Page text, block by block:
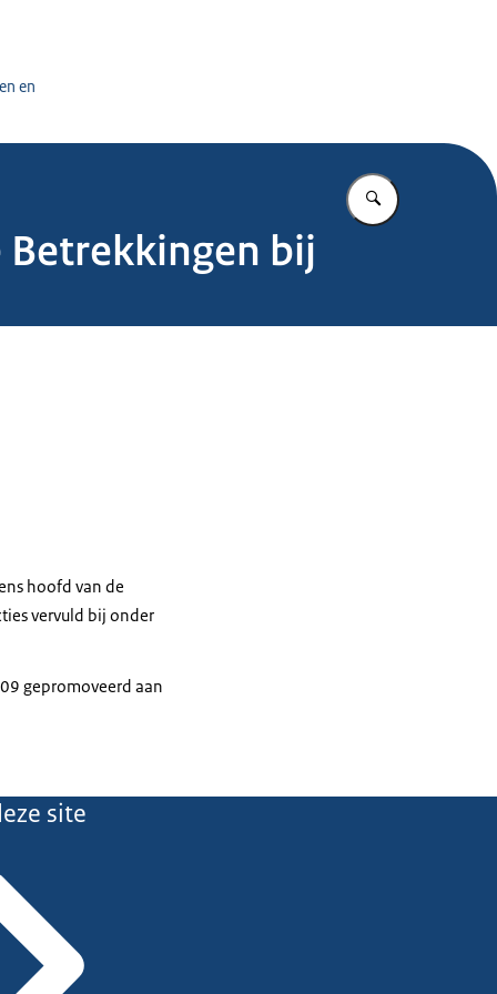
en
Vul in wat u
bij
hoofd van de
vervuld bij onder
gepromoveerd aan
site